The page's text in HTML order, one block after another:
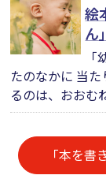
絵
ん
たのなかに 当
るのは、おおむ
「本を